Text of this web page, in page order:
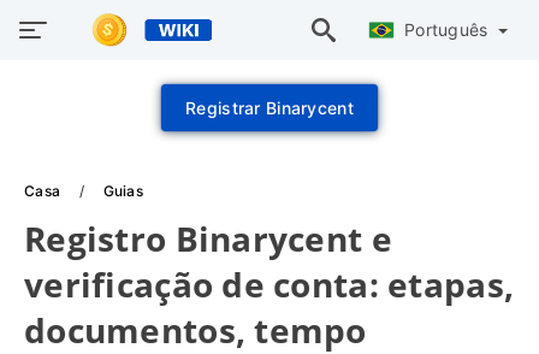
Português
Registrar Binarycent
Casa Guias
Registro Binarycent e
verificação de conta: etapas,
documentos, tempo